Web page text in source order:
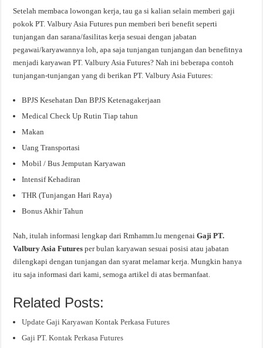
Setelah membaca lowongan kerja, tau ga si kalian selain memberi gaji
pokok PT. Valbury Asia Futures pun memberi beri benefit seperti
tunjangan dan sarana/fasilitas kerja sesuai dengan jabatan
pegawai/karyawannya loh, apa saja tunjangan tunjangan dan benefitnya
menjadi karyawan PT. Valbury Asia Futures? Nah ini beberapa contoh
tunjangan-tunjangan yang di berikan PT. Valbury Asia Futures:
BPJS Kesehatan Dan BPJS Ketenagakerjaan
Medical Check Up Rutin Tiap tahun
Makan
Uang Transportasi
Mobil / Bus Jemputan Karyawan
Intensif Kehadiran
THR (Tunjangan Hari Raya)
Bonus Akhir Tahun
Nah, itulah informasi lengkap dari Rmhamm.lu mengenaiGaji PT.
Valbury Asia Futuresper bulan karyawan sesuai posisi atau jabatan
dilengkapi dengan tunjangan dan syarat melamar kerja. Mungkin hanya
itu saja informasi dari kami, semoga artikel di atas bermanfaat.
Related Posts:
Update Gaji Karyawan Kontak Perkasa Futures
Gaji PT. Kontak Perkasa Futures